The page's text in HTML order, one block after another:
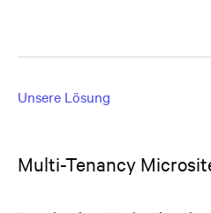
Unsere Lösung
Multi-Tenancy